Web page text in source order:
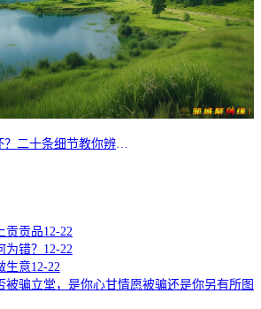
贡贡品12-22
错？ 12-22
生意12-22
被骗立堂，是你心甘情愿被骗还是你另有所图